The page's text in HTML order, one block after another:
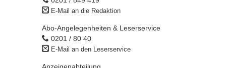
E-Mail an die Redaktion
Abo-Angelegenheiten & Leserservice
0201 / 80 40
E-Mail an den Leserservice